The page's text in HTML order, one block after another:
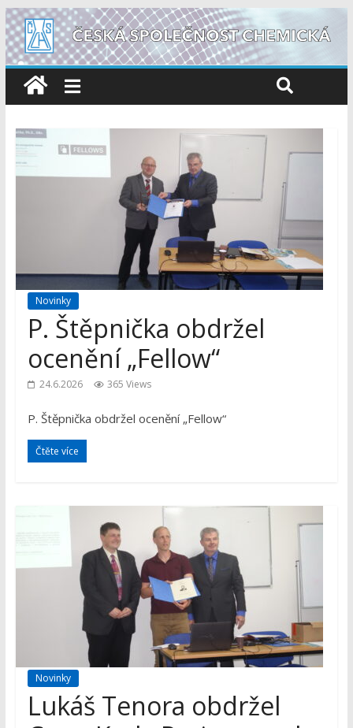
Novinky
P. Štěpnička obdržel
ocenění „Fellow“
24.6.2026 365 Views
P. Štěpnička obdržel ocenění „Fellow“
Čtěte více
Novinky
Lukáš Tenora obdržel